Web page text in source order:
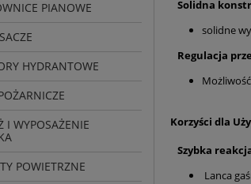
PIANOWE
HYDRANTOWE
I WYPOSAŻENIE
POWIETRZNE
Solidna
solidne
Regulacja
Korzyści dla
Szybka
Lanca